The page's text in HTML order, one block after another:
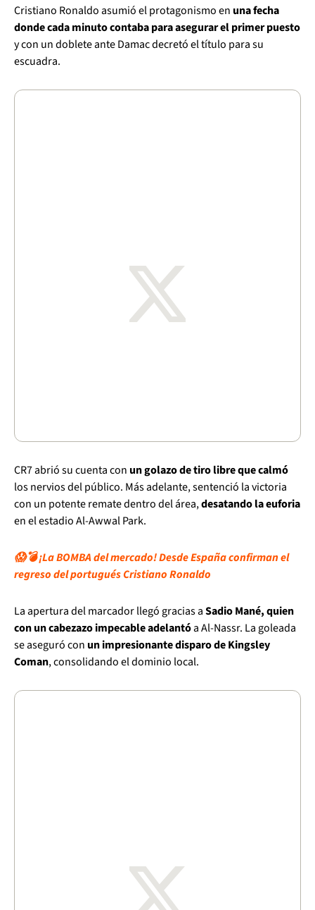
Cristiano Ronaldo asumió el protagonismo en una fecha
donde cada minuto contaba para asegurar el primer puesto
y con un doblete ante Damac decretó el título para su
escuadra.
CR7 abrió su cuenta con un golazo de tiro libre que calmó
los nervios del público. Más adelante, sentenció la victoria
con un potente remate dentro del área,desatando la euforia
en el estadio Al-Awwal Park.
😱💣 ¡La BOMBA del mercado! Desde España confirman el
regreso del portugués Cristiano Ronaldo
La apertura del marcador llegó gracias aSadio Mané, quien
con un cabezazo impecable adelantóa Al-Nassr. La goleada
se aseguró con un impresionante disparo de Kingsley
Coman, consolidando el dominio local.